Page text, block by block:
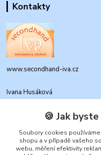
Kontakty
www.secondhand-iva.cz
Ivana Husáková
+420 315 695 684
(Po-Pá, 9-17 hod.)
info@secondhand-iva.cz
🍪 Jak
Soubory cookies
shopu a v případě vašeho
webu, měření efektivity